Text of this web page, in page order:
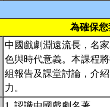
為確保
中國戲劇淵遠流長，名
色與時代意義。本課程
組報告及課堂討論，介
力。